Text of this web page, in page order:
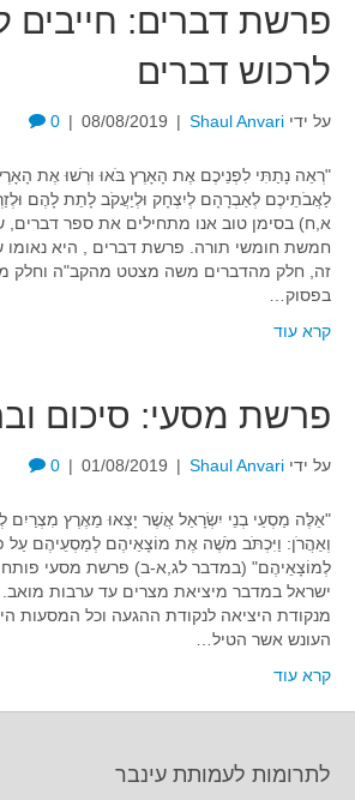
פרשת דברים: חייבים
לרכוש דברים
על ידי Shaul Anvari
|
08/08/2019
|
0
"רְאֵה נָתַתִּי לִפְנֵיכֶם אֶת הָאָרֶץ בֹּאוּ וּרְשׁוּ אֶת
לַאֲבֹתֵיכֶם לְאַבְרָהָם לְיִצְחָק וּלְיַעֲקֹב לָתֵת לָהֶם
א,ח) בסימן טוב אנו מתחילים את ספר דברים,
חמשת חומשי תורה. פרשת דברים , היא נאומו
זה, חלק מהדברים משה מצטט מהקב"ה וחלק
בפסוק…
קרא עוד
פרשת מסעי: סיכום
על ידי Shaul Anvari
|
01/08/2019
|
0
"אֵלֶּה מַסְעֵי בְנֵי יִשְׂרָאֵל אֲשֶׁר יָצְאוּ מֵאֶרֶץ
וְאַהֲרֹן: וַיִּכְתֹּב מֹשֶׁה אֶת מוֹצָאֵיהֶם לְמַסְעֵיהֶם עַל
לְמוֹצָאֵיהֶם" (במדבר לג,א-ב) פרשת מסעי
ישראל במדבר מיציאת מצרים עד ערבות
מנקודת היציאה לנקודת ההגעה וכל המסעות
העונש אשר הטיל…
קרא עוד
לתרומות לעמותת עינבר